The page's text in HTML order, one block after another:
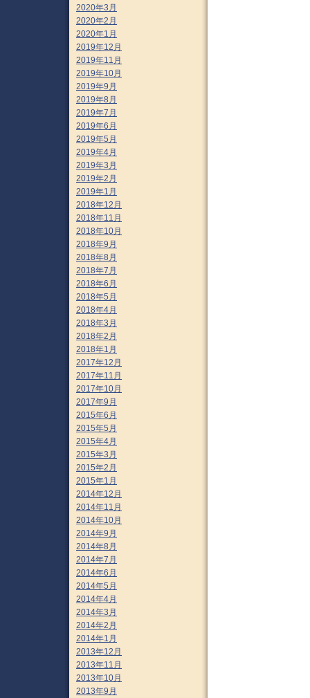
2020年3月
2020年2月
2020年1月
2019年12月
2019年11月
2019年10月
2019年9月
2019年8月
2019年7月
2019年6月
2019年5月
2019年4月
2019年3月
2019年2月
2019年1月
2018年12月
2018年11月
2018年10月
2018年9月
2018年8月
2018年7月
2018年6月
2018年5月
2018年4月
2018年3月
2018年2月
2018年1月
2017年12月
2017年11月
2017年10月
2017年9月
2015年6月
2015年5月
2015年4月
2015年3月
2015年2月
2015年1月
2014年12月
2014年11月
2014年10月
2014年9月
2014年8月
2014年7月
2014年6月
2014年5月
2014年4月
2014年3月
2014年2月
2014年1月
2013年12月
2013年11月
2013年10月
2013年9月